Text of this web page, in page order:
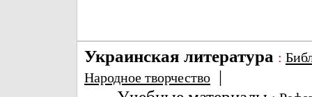
Украинская литература :
Народное творчество |